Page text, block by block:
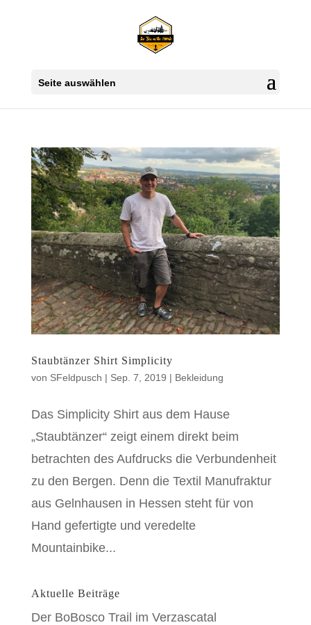
Seite auswählen
Staubtänzer Shirt Simplicity
von SFeldpusch | Sep. 7, 2019 | Bekleidung
Das Simplicity Shirt aus dem Hause
„Staubtänzer“ zeigt einem direkt beim
betrachten des Aufdrucks die Verbundenheit
zu den Bergen. Denn die Textil Manufraktur
aus Gelnhausen in Hessen steht für von
Hand gefertigte und veredelte
Mountainbike...
Aktuelle Beiträge
Der BoBosco Trail im Verzascatal